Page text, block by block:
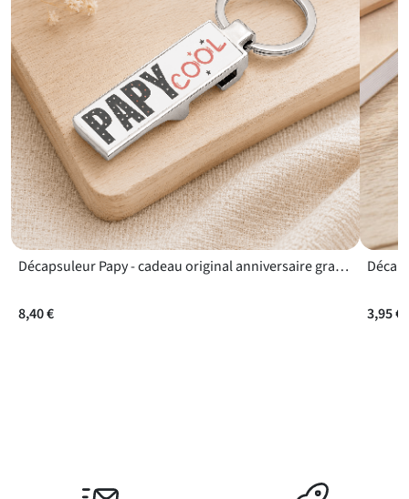
Décapsuleur Papy - cadeau original anniversaire grand-père pour célébrer une année de plus
8,40 € 3,95 €